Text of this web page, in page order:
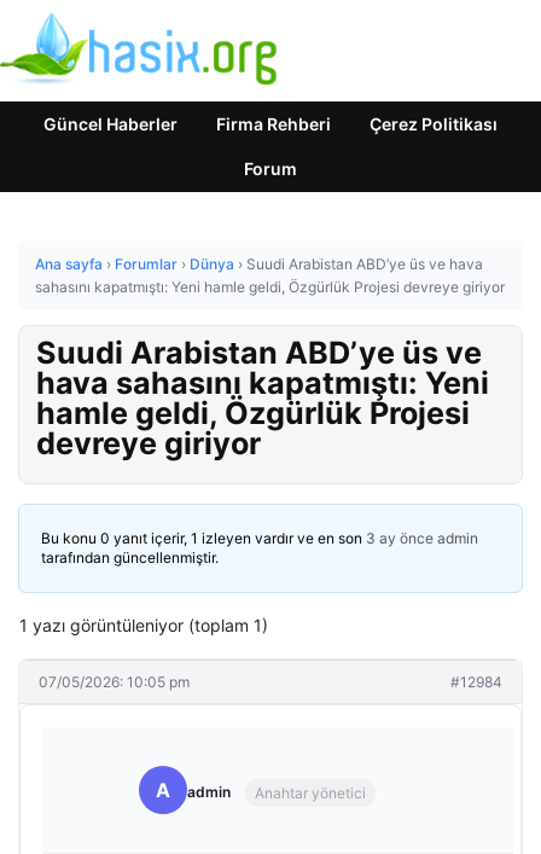
Güncel Haberler Firma Rehberi Çerez Politikası
Forum
Ana sayfa › Forumlar › Dünya › Suudi Arabistan ABD’ye üs ve hava
sahasını kapatmıştı: Yeni hamle geldi, Özgürlük Projesi devreye giriyor
Suudi Arabistan ABD’ye üs ve
hava sahasını kapatmıştı: Yeni
hamle geldi, Özgürlük Projesi
devreye giriyor
Bu konu 0 yanıt içerir, 1 izleyen vardır ve en son 3 ay önce admin
tarafından güncellenmiştir.
1 yazı görüntüleniyor (toplam 1)
07/05/2026: 10:05 pm #12984
A admin Anahtar yönetici